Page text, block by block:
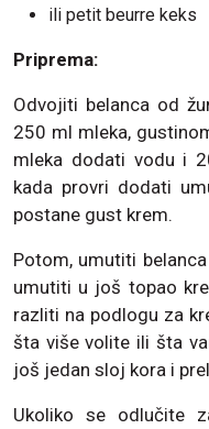
ili petit beurre keks
Priprema:
Odvojiti belanca od
250 ml mleka,
mleka dodati vodu i
kada provri dodati
postane gust krem.
Potom, umutiti
umutiti u još topao
razliti na podlogu za
šta više volite ili šta
još jedan sloj kora i
Ukoliko se odlučite